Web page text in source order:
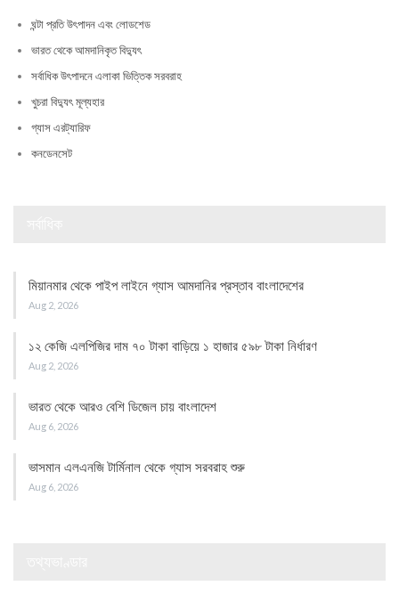
ঘন্টা প্রতি উৎপাদন এবং লোডশেড
ভারত থেকে আমদানিকৃত বিদ্যুৎ
সর্বাধিক উৎপাদনে এলাকা ভিত্তিক সরবরাহ
খুচরা বিদ্যুৎ মূল্যহার
গ্যাস এরট্যারিফ
কনডেনসেট
মিয়ানমার থেকে পাইপ লাইনে গ্যাস আমদানির প্রস্তাব বাংলাদেশের
Aug 2, 2026
১২ কেজি এলপিজির দাম ৭০ টাকা বাড়িয়ে ১ হাজার ৫৯৮ টাকা নির্ধারণ
Aug 2, 2026
ভারত থেকে আরও বেশি ডিজেল চায় বাংলাদেশ
Aug 6, 2026
ভাসমান এলএনজি টার্মিনাল থেকে গ্যাস সরবরাহ শুরু
Aug 6, 2026